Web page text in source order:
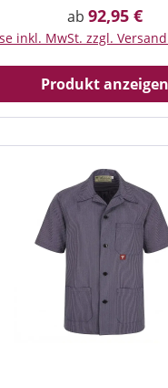
Regulärer Preis:
ab 92,95 €
inkl. MwSt. zzgl.
Produkt anzeigen